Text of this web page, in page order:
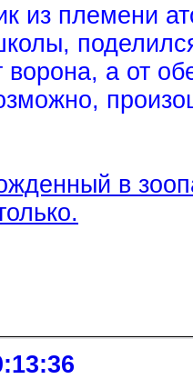
из племени
а от
в